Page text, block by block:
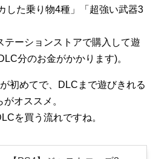
した乗り物4種」「超強い武器3
ーションストアで購入して遊
分のお金がかかります)。
初めてで、DLCまで遊びきれる
オススメ。
を買う流れですね。